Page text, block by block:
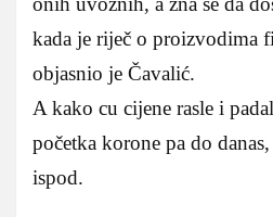
kada je riječ o proizvodima
objasnio je Čavalić.
A kako cu cijene rasle i
početka korone pa do
ispod.